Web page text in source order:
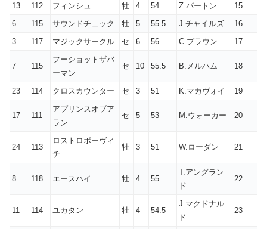
13 112 フィンシュ 牡 4 54 Z.パートン
15
6
115 サウンドチェック 牡 5 55.5 J.チャイルズ
16
3
117 マジックサークル セ 6 56 C.ブラウン 17
7 115
フーショットザバ
ーマン
セ 10 55.5 B.メルハム 18
23 114 クロスカウンター セ 3 51 K.マカヴォイ 19
17 111
アプリンスオブア
ラン
セ 5 53 M.ウォーカー 20
24 113
ロストロポーヴィ
チ
牡 3 51 W.ローダン 21
8 118 エースハイ 牡 4 55
T.アングラン
ド
22
11 114 ユカタン 牡 4 54.5
J.マクドナル
ド
23